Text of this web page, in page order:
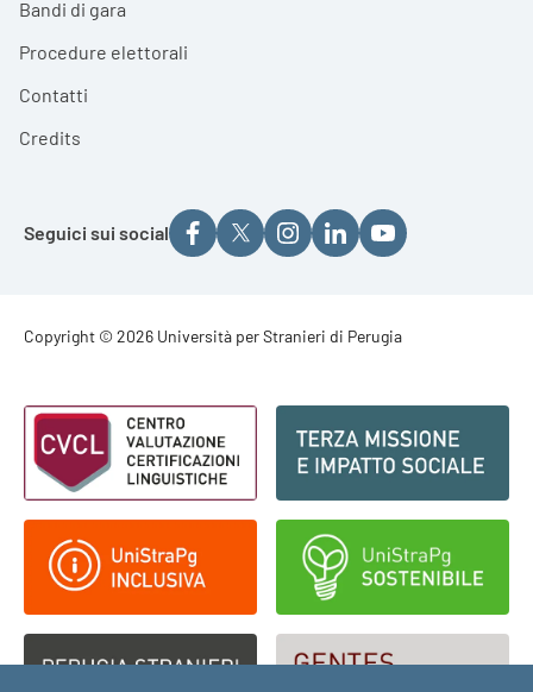
Bandi di gara
Procedure elettorali
Contatti
Credits
Seguici sui social
Footer - Copyright
Copyright © 2026 Università per Stranieri di Perugia
Footer - Loghi